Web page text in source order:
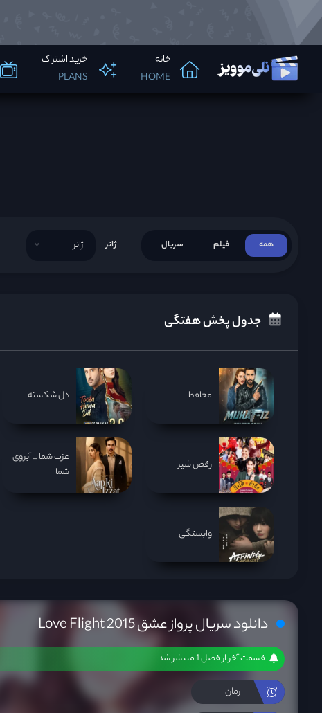
خانه
HOME
خرید اشتراک
PLANS
همه فیلم سریال ژانر ژانر
جدول پخش هفتگی
محافظ دل شکسته
رقص شیر
عزت شما _ آبروی
شما
وابستگی
دانلود سریال پرواز عشق Love Flight 2015
قسمت آخر از فصل 1 منتشر شد
زمان